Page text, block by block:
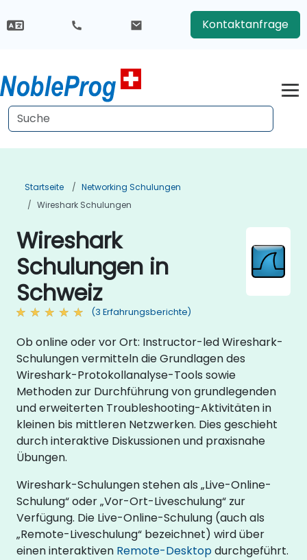
Kontaktanfrage
Startseite
Networking Schulungen
Wireshark Schulungen
Wireshark
Schulungen in
Schweiz
(3 Erfahrungsberichte)
Ob online oder vor Ort: Instructor-led Wireshark-
Schulungen vermitteln die Grundlagen des
Wireshark-Protokollanalyse-Tools sowie
Methoden zur Durchführung von grundlegenden
und erweiterten Troubleshooting-Aktivitäten in
kleinen bis mittleren Netzwerken. Dies geschieht
durch interaktive Diskussionen und praxisnahe
Übungen.
Wireshark-Schulungen stehen als „Live-Online-
Schulung“ oder „Vor-Ort-Liveschulung“ zur
Verfügung. Die Live-Online-Schulung (auch als
„Remote-Liveschulung“ bezeichnet) wird über
einen interaktiven Remote-Desktopdurchgeführt.